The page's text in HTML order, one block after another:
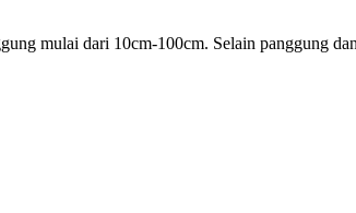
mulai dari 10cm-100cm. Selain panggung